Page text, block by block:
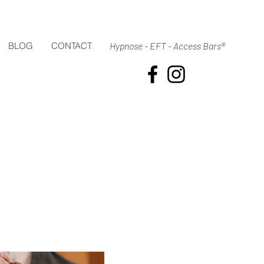
Hypnose - EFT - Access Bars®
BLOG CONTACT